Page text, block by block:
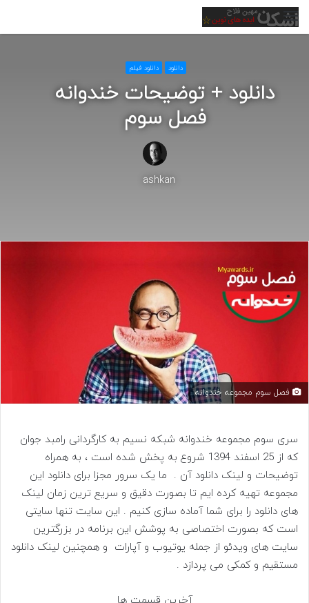
منو
دانلود دانلود فیلم
دانلود + توضیحات خندوانه
فصل سوم
ashkan
فصل سوم مجموعه خندوانه
سری سوم مجموعه خندوانه شبکه نسیم به کارگردانی رامبد جوان
که از 25 اسفند 1394 شروع به پخش شده است ، به همراه
توضیحات و لینک دانلود آن . ما یک سرور مجزا برای دانلود این
مجموعه تهیه کرده ایم تا بصورت دقیق و سریع ترین زمان لینک
های دانلود را برای شما آماده سازی کنیم . این سایت تنها سایتی
است که بصورت اختصاصی به پوشش این برنامه در بزرگترین
سایت های ویدئو از جمله یوتیوب و آپارات و همچنین لینک دانلود
مستقیم و کمکی می پردازد .